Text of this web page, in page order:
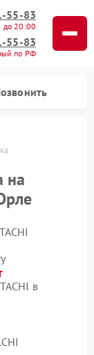
55-83
до 20:00
55-83
по РФ
на
в